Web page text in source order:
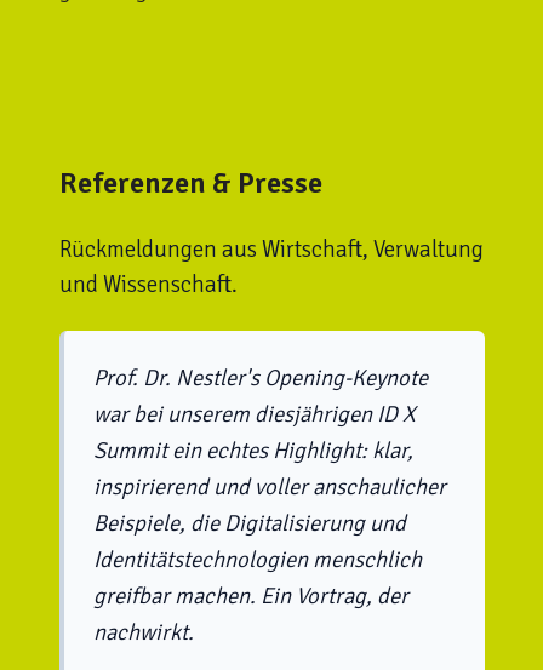
Referenzen & Presse
Rückmeldungen aus Wirtschaft, Verwaltung
und Wissenschaft.
Prof. Dr. Nestler's Opening-Keynote
war bei unserem diesjährigen ID X
Summit ein echtes Highlight: klar,
inspirierend und voller anschaulicher
Beispiele, die Digitalisierung und
Identitätstechnologien menschlich
greifbar machen. Ein Vortrag, der
nachwirkt.